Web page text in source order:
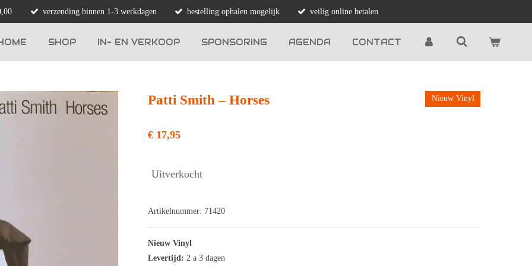
verzending binnen 1-3 werkdagen bestelling ophalen mogelijk veilig online betalen
SHOP IN- EN VERKOOP SPONSORING AGENDA CONTACT
Patti Smith – Horses Nieuw Vinyl
€ 17,95
Uitverkocht
Artikelnummer: 71420
Nieuw Vinyl
Levertijd: 2 a 3 dagen